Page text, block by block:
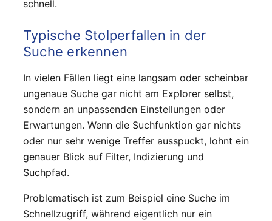
schnell.
Typische Stolperfallen in der
Suche erkennen
In vielen Fällen liegt eine langsam oder scheinbar
ungenaue Suche gar nicht am Explorer selbst,
sondern an unpassenden Einstellungen oder
Erwartungen. Wenn die Suchfunktion gar nichts
oder nur sehr wenige Treffer ausspuckt, lohnt ein
genauer Blick auf Filter, Indizierung und
Suchpfad.
Problematisch ist zum Beispiel eine Suche im
Schnellzugriff, während eigentlich nur ein